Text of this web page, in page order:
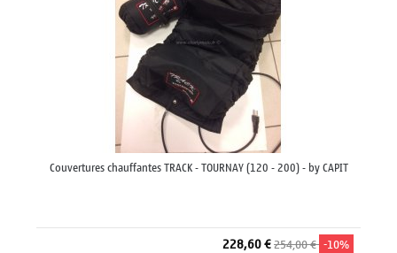
Couvertures chauffantes TRACK - TOURNAY (120 - 200) - by CAPIT
228,60 €254,00 € -10%